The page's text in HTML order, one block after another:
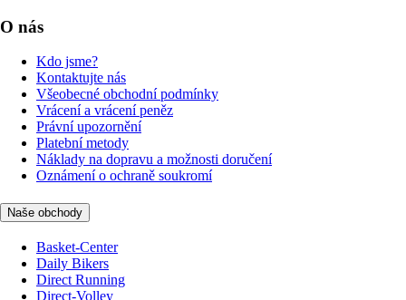
O nás
Kdo jsme?
Kontaktujte nás
Všeobecné obchodní podmínky
Vrácení a vrácení peněz
Právní upozornění
Platební metody
Náklady na dopravu a možnosti doručení
Oznámení o ochraně soukromí
Naše obchody
Basket-Center
Daily Bikers
Direct Running
Direct-Volley